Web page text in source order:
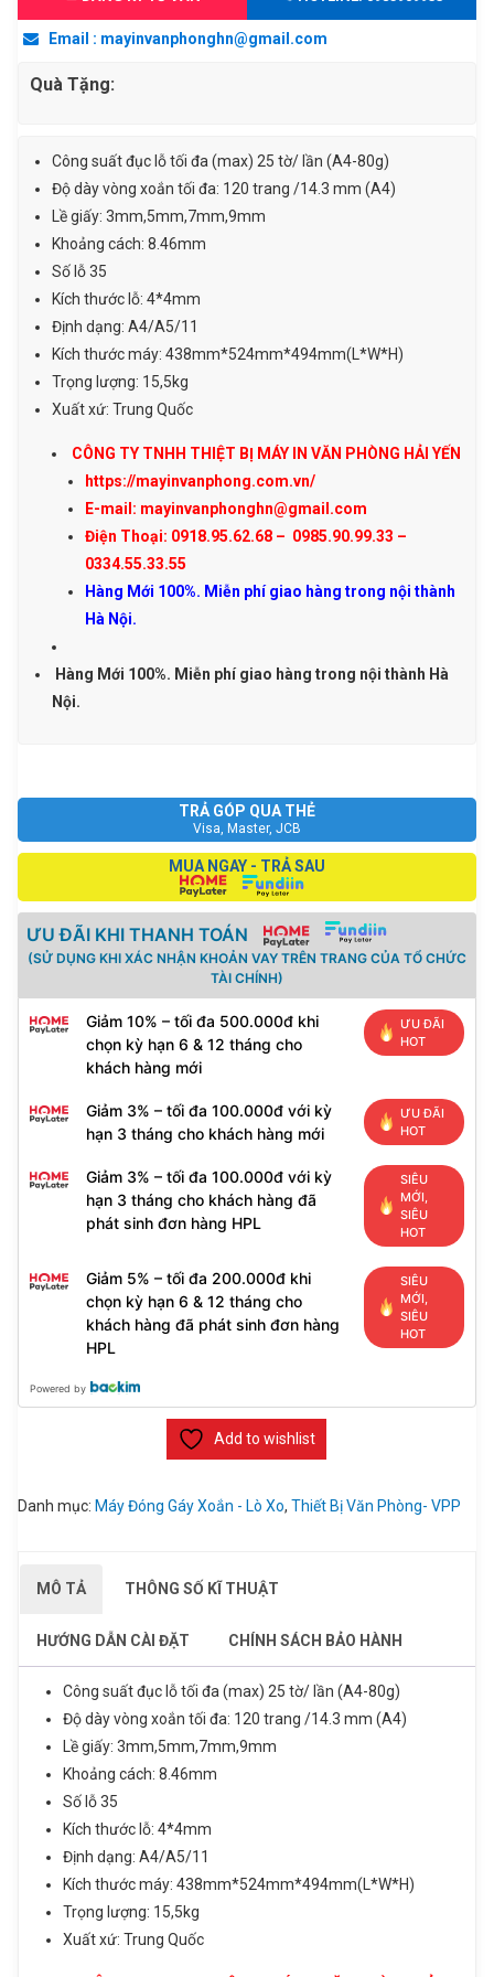
sắt
kép
H-
(B2920)
lượng
Email : mayinvanphonghn@gmail.com
Quà Tặng:
Công suất đục lỗ tối đa (max) 25 tờ/ lần (A4-80g)
Độ dày vòng xoắn tối đa: 120 trang /14.3 mm (A4)
Lề giấy: 3mm,5mm,7mm,9mm
Khoảng cách: 8.46mm
Số lỗ 35
Kích thước lỗ: 4*4mm
Định dạng: A4/A5/11
Kích thước máy: 438mm*524mm*494mm(L*W*H)
Trọng lượng: 15,5kg
Xuất xứ: Trung Quốc
CÔNG TY TNHH THIỆT BỊ MÁY IN VĂN PHÒNG HẢI YẾN
https://mayinvanphong.com.vn/
E-mail: mayinvanphonghn@gmail.com
Điện Thoại: 0918.95.62.68 – 0985.90.99.33 –
0334.55.33.55
Hàng Mới 100%. Miễn phí giao hàng trong nội thành
Hà Nội.
Hàng Mới 100%. Miễn phí giao hàng trong nội thành Hà
Nội.
TRẢ GÓP QUA THẺ
Visa, Master, JCB
MUA NGAY - TRẢ SAU
ƯU ĐÃI KHI THANH TOÁN
(SỬ DỤNG KHI XÁC NHẬN KHOẢN VAY TRÊN TRANG CỦA TỔ CHỨC
TÀI CHÍNH)
Giảm 10% – tối đa 500.000đ khi
chọn kỳ hạn 6 & 12 tháng cho
khách hàng mới
ƯU ĐÃI
HOT
Giảm 3% – tối đa 100.000đ với kỳ
hạn 3 tháng cho khách hàng mới
ƯU ĐÃI
HOT
Giảm 3% – tối đa 100.000đ với kỳ
hạn 3 tháng cho khách hàng đã
phát sinh đơn hàng HPL
SIÊU
MỚI,
SIÊU
HOT
Giảm 5% – tối đa 200.000đ khi
chọn kỳ hạn 6 & 12 tháng cho
khách hàng đã phát sinh đơn hàng
HPL
SIÊU
MỚI,
SIÊU
HOT
Powered by
Add to wishlist
Danh mục: Máy Đóng Gáy Xoắn - Lò Xo, Thiết Bị Văn Phòng- VPP
MÔ TẢ THÔNG SỐ KĨ THUẬT
HƯỚNG DẪN CÀI ĐẶT CHÍNH SÁCH BẢO HÀNH
Công suất đục lỗ tối đa (max) 25 tờ/ lần (A4-80g)
Độ dày vòng xoắn tối đa: 120 trang /14.3 mm (A4)
Lề giấy: 3mm,5mm,7mm,9mm
Khoảng cách: 8.46mm
Số lỗ 35
Kích thước lỗ: 4*4mm
Định dạng: A4/A5/11
Kích thước máy: 438mm*524mm*494mm(L*W*H)
Trọng lượng: 15,5kg
Xuất xứ: Trung Quốc
ĐĂNG KÝ TƯ VẤN
Họ và tên
Sản phẩm vừa được thêm vào giỏ
hàng